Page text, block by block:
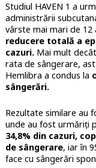
Studiul HAVEN 1 a
administrării
vârste mai mari de 12
reducere totală a
cazuri.Mai mult
rata de sângerare,
Hemlibra a condus la
sângerări.
Rezultate similare au
unde au fost urmăriți
34,8% din cazuri,
de sângerare, iar în
face cu sângerări